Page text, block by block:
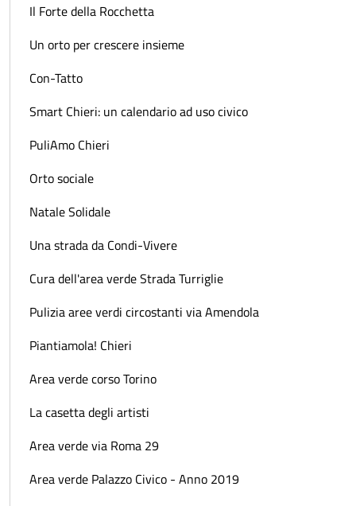
Il Forte della Rocchetta
Un orto per crescere insieme
Con-Tatto
Smart Chieri: un calendario ad uso civico
PuliAmo Chieri
Orto sociale
Natale Solidale
Una strada da Condi-Vivere
Cura dell'area verde Strada Turriglie
Pulizia aree verdi circostanti via Amendola
Piantiamola! Chieri
Area verde corso Torino
La casetta degli artisti
Area verde via Roma 29
Area verde Palazzo Civico - Anno 2019